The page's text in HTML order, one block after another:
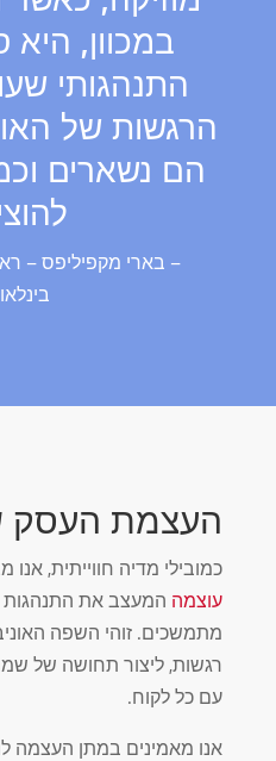
במכוון,
התנהגותי
הרגשות של
הם נשארים
– בארי מקפיליפס –
העצמת העסק
כמובילי מדיה חווייתית, אנו
עוצמה המעצב את התנהגות
מתמשכים. זוהי השפה
רגשות, ליצור תחושה של
עם כל לקוח.
אנו מאמינים במתן העצמה